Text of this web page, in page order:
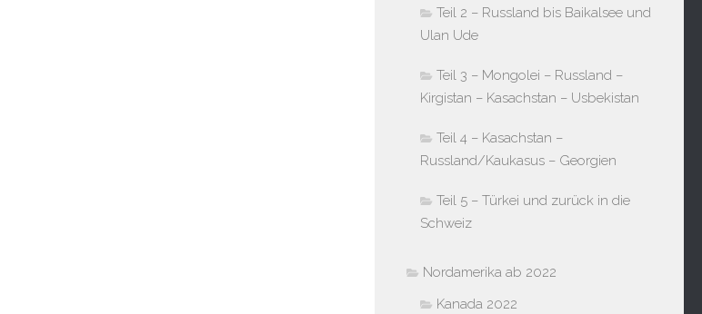
Teil 2 – Russland bis Baikalsee und
Ulan Ude
Teil 3 – Mongolei – Russland –
Kirgistan – Kasachstan – Usbekistan
Teil 4 – Kasachstan –
Russland/Kaukasus – Georgien
Teil 5 – Türkei und zurück in die
Schweiz
Nordamerika ab 2022
Kanada 2022